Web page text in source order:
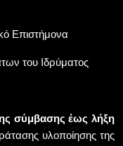
Επιστήμονα
του Ιδρύματος
σύμβασης έως λήξη
υλοποίησης της